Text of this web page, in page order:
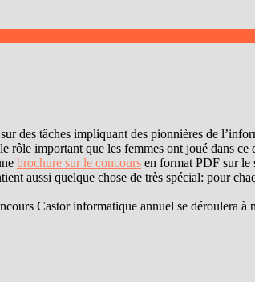
des tâches impliquant des pionnières de
important que les femmes ont joué dans
brochure sur le concours en format PDF sur le
aussi quelque chose de très spécial: pour
Castor informatique annuel se déroulera à